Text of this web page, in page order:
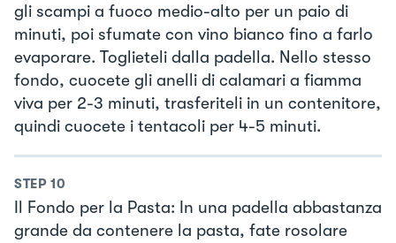
gli scampi a fuoco medio-alto per un paio di
minuti, poi sfumate con vino bianco fino a farlo
evaporare. Toglieteli dalla padella. Nello stesso
fondo, cuocete gli anelli di calamari a fiamma
viva per 2-3 minuti, trasferiteli in un contenitore,
quindi cuocete i tentacoli per 4-5 minuti.
STEP 10
Il Fondo per la Pasta: In una padella abbastanza
grande da contenere la pasta, fate rosolare